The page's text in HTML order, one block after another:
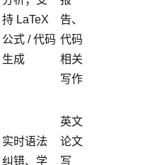
持 LaTeX
公式 / 代码
生成
告、
代码
相关
写作
实时语法
纠错、学
英文
论文
写